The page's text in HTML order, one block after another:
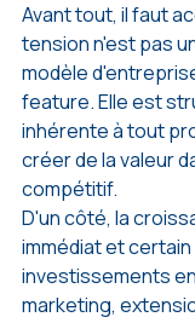
Avant tout, il faut
tension n'est pas
modèle
feature. Elle est
inhérente à tout
créer de la valeur
compétitif.
D'un côté, la
immédiat et
investissements
marketing,